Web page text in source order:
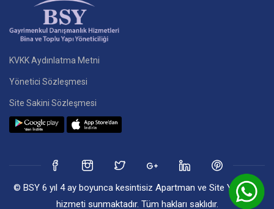
KVKK Aydınlatma Metni
Yönetici Sözleşmesi
Site Sakini Sözleşmesi
© BSY 6 yıl 4 ay boyunca kesintisiz Apartman ve Site Yönetim
hizmeti sunmaktadır. Tüm hakları saklıdır.